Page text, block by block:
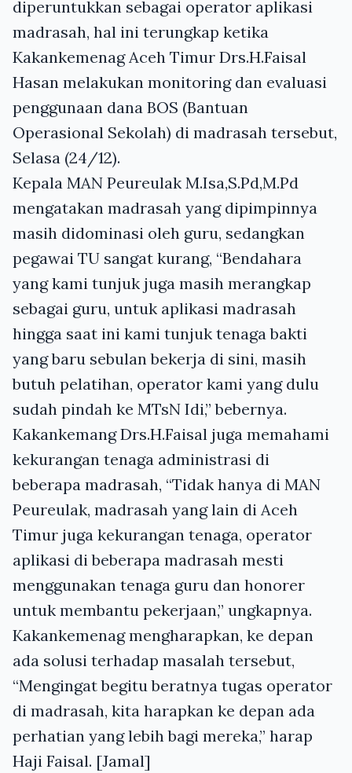
diperuntukkan sebagai operator aplikasi
madrasah, hal ini terungkap ketika
Kakankemenag Aceh Timur Drs.H.Faisal
Hasan melakukan monitoring dan evaluasi
penggunaan dana BOS (Bantuan
Operasional Sekolah) di madrasah tersebut,
Selasa (24/12).
Kepala MAN Peureulak M.Isa,S.Pd,M.Pd
mengatakan madrasah yang dipimpinnya
masih didominasi oleh guru, sedangkan
pegawai TU sangat kurang, “Bendahara
yang kami tunjuk juga masih merangkap
sebagai guru, untuk aplikasi madrasah
hingga saat ini kami tunjuk tenaga bakti
yang baru sebulan bekerja di sini, masih
butuh pelatihan, operator kami yang dulu
sudah pindah ke MTsN Idi,” bebernya.
Kakankemang Drs.H.Faisal juga memahami
kekurangan tenaga administrasi di
beberapa madrasah, “Tidak hanya di MAN
Peureulak, madrasah yang lain di Aceh
Timur juga kekurangan tenaga, operator
aplikasi di beberapa madrasah mesti
menggunakan tenaga guru dan honorer
untuk membantu pekerjaan,” ungkapnya.
Kakankemenag mengharapkan, ke depan
ada solusi terhadap masalah tersebut,
“Mengingat begitu beratnya tugas operator
di madrasah, kita harapkan ke depan ada
perhatian yang lebih bagi mereka,” harap
Haji Faisal. [Jamal]